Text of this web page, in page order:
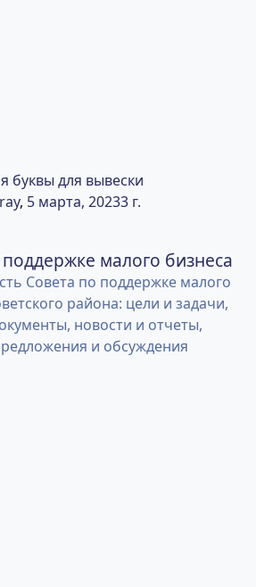
буквы для вывески
, 5 марта, 20233 г.
малого бизнеса
Совета по поддержке малого
района: цели и задачи,
новости и отчеты,
и обсуждения